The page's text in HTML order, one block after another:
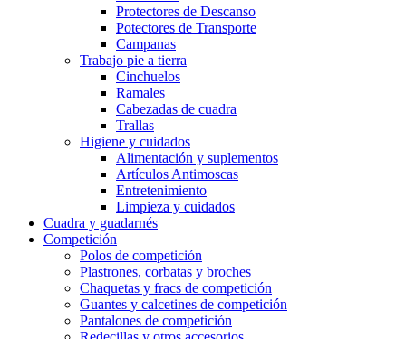
Protectores de Descanso
Potectores de Transporte
Campanas
Trabajo pie a tierra
Cinchuelos
Ramales
Cabezadas de cuadra
Trallas
Higiene y cuidados
Alimentación y suplementos
Artículos Antimoscas
Entretenimiento
Limpieza y cuidados
Cuadra y guadarnés
Competición
Polos de competición
Plastrones, corbatas y broches
Chaquetas y fracs de competición
Guantes y calcetines de competición
Pantalones de competición